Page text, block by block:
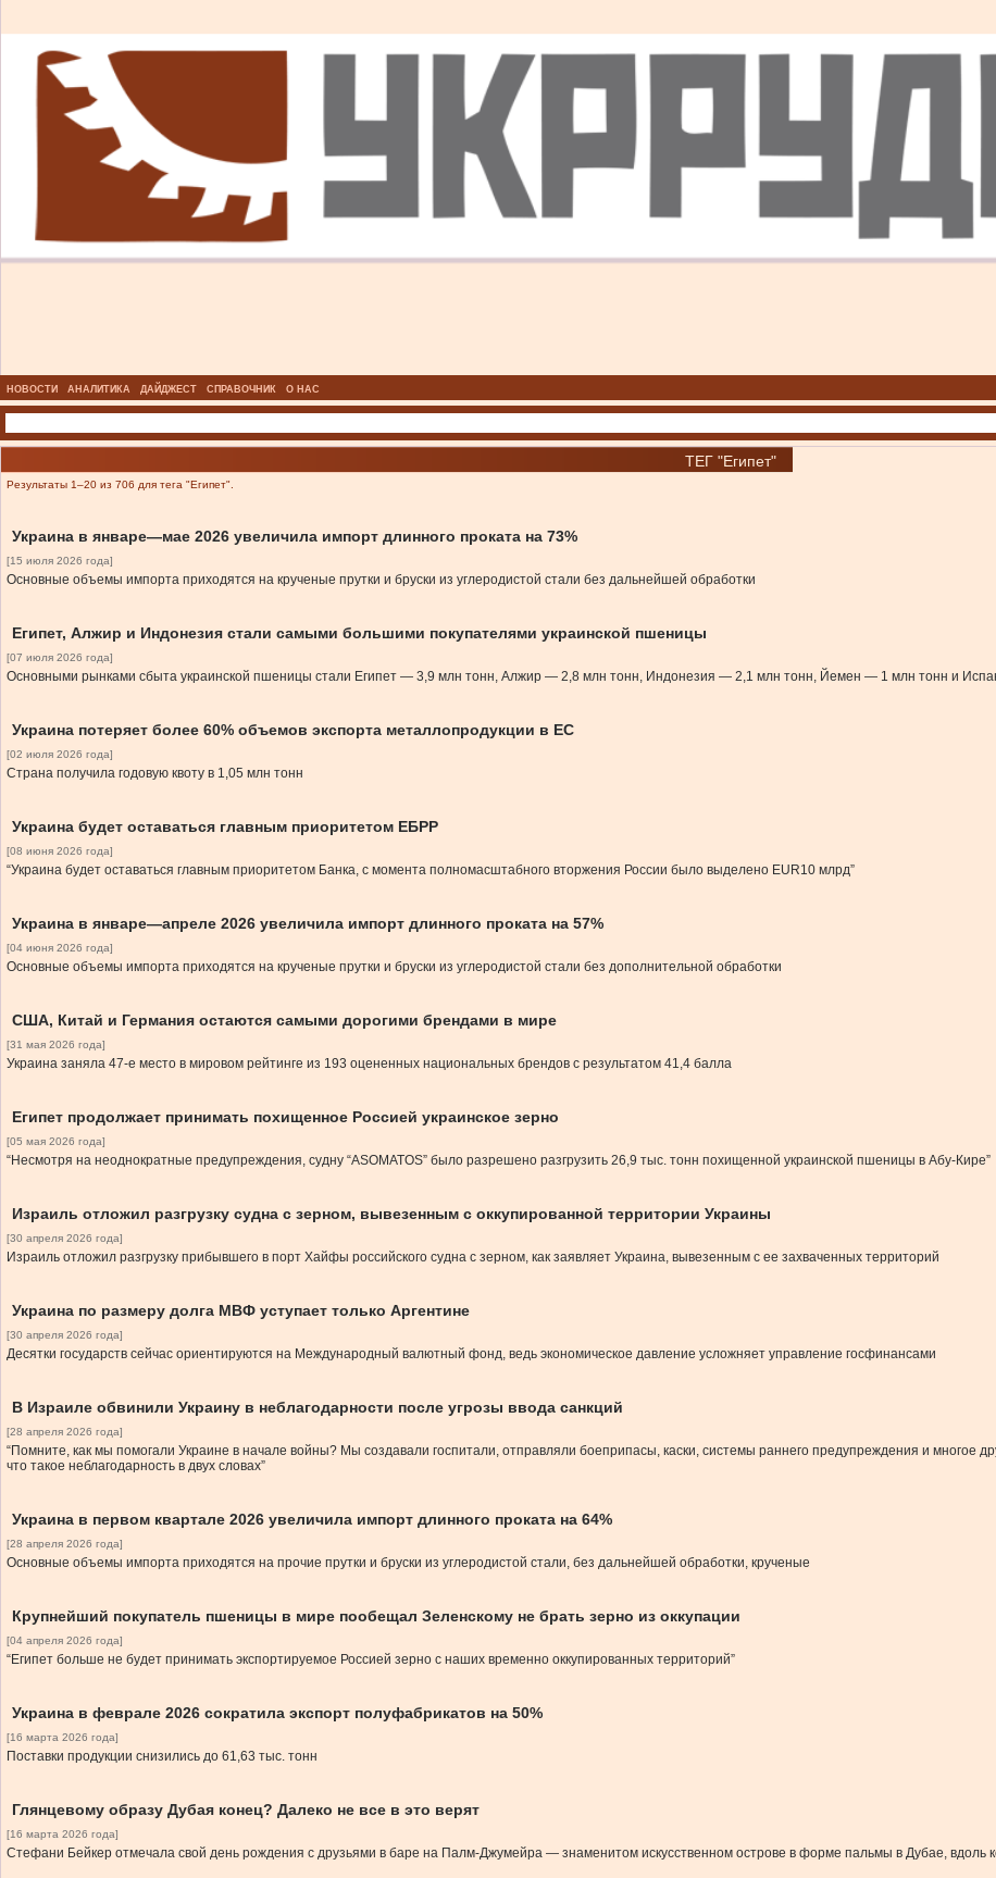
НОВОСТИ АНАЛИТИКА ДАЙДЖЕСТ СПРАВОЧНИК О НАС
ТЕГ "Египет"
Результаты 1–20 из 706 для тега "Египет".
Украина в январе—мае 2026 увеличила импорт длинного проката на 73%
[15 июля 2026 года]
Основные объемы импорта приходятся на крученые прутки и бруски из углеродистой стали без дальнейшей обработки
Египет, Алжир и Индонезия стали самыми большими покупателями украинской пшеницы
[07 июля 2026 года]
Основными рынками сбыта украинской пшеницы стали Египет — 3,9 млн тонн, Алжир — 2,8 млн тонн, Индонезия — 2,1 млн тонн, Йемен — 1 млн тонн и
Украина потеряет более 60% объемов экспорта металлопродукции в ЕС
[02 июля 2026 года]
Страна получила годовую квоту в 1,05 млн тонн
Украина будет оставаться главным приоритетом ЕБРР
[08 июня 2026 года]
“Украина будет оставаться главным приоритетом Банка, с момента полномасштабного вторжения России было выделено EUR10 млрд”
Украина в январе—апреле 2026 увеличила импорт длинного проката на 57%
[04 июня 2026 года]
Основные объемы импорта приходятся на крученые прутки и бруски из углеродистой стали без дополнительной обработки
США, Китай и Германия остаются самыми дорогими брендами в мире
[31 мая 2026 года]
Украина заняла 47-е место в мировом рейтинге из 193 оцененных национальных брендов с результатом 41,4 балла
Египет продолжает принимать похищенное Россией украинское зерно
[05 мая 2026 года]
“Несмотря на неоднократные предупреждения, судну “ASOMATOS” было разрешено разгрузить 26,9 тыс. тонн похищенной украинской пшеницы в Абу-Кире”
Израиль отложил разгрузку судна с зерном, вывезенным с оккупированной территории Украины
[30 апреля 2026 года]
Израиль отложил разгрузку прибывшего в порт Хайфы российского судна с зерном, как заявляет Украина, вывезенным с ее захваченных территорий
Украина по размеру долга МВФ уступает только Аргентине
[30 апреля 2026 года]
Десятки государств сейчас ориентируются на Международный валютный фонд, ведь экономическое давление усложняет управление госфинансами
В Израиле обвинили Украину в неблагодарности после угрозы ввода санкций
[28 апреля 2026 года]
“Помните, как мы помогали Украине в начале войны? Мы создавали госпитали, отправляли боеприпасы, каски, системы раннего предупреждения и многое
что такое неблагодарность в двух словах”
Украина в первом квартале 2026 увеличила импорт длинного проката на 64%
[28 апреля 2026 года]
Основные объемы импорта приходятся на прочие прутки и бруски из углеродистой стали, без дальнейшей обработки, крученые
Крупнейший покупатель пшеницы в мире пообещал Зеленскому не брать зерно из оккупации
[04 апреля 2026 года]
“Египет больше не будет принимать экспортируемое Россией зерно с наших временно оккупированных территорий”
Украина в феврале 2026 сократила экспорт полуфабрикатов на 50%
[16 марта 2026 года]
Поставки продукции снизились до 61,63 тыс. тонн
Глянцевому образу Дубая конец? Далеко не все в это верят
[16 марта 2026 года]
Стефани Бейкер отмечала свой день рождения с друзьями в баре на Палм‐Джумейра — знаменитом искусственном острове в форме пальмы в Дубае,